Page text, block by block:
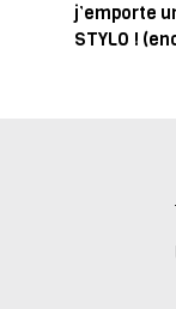
j’emporte
STYLO !